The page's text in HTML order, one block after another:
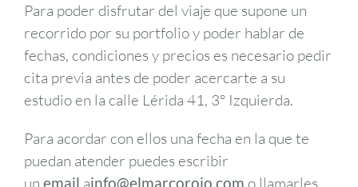
Para poder disfrutar del viaje que supone un
recorrido por su portfolio y poder hablar de
fechas, condiciones y precios es necesario pedir
cita previa antes de poder acercarte a su
estudio en la calle Lérida 41, 3º Izquierda.
Para acordar con ellos una fecha en la que te
puedan atender puedes escribir
email info@elmarcorojo.com